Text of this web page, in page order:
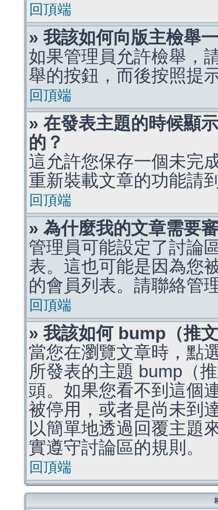
回頂端
» 我該如何向版主檢舉
如果管理員允許檢舉，
舉的按鈕，而後按照提
回頂端
» 在發表主題的時候顯
的？
這允許您保存一個未完
重新裝載文章的功能請
回頂端
» 為什麼我的文章需要
管理員可能設定了討論
表。這也可能是因為您
的會員列表。請聯絡管
回頂端
» 我該如何 bump（推
當您在瀏覽文章時，點
所發表的主題 bump（
頭。如果您看不到這個
被停用，或者是尚未到
以簡單地透過回覆主題
實遵守討論區的規則。
回頂端